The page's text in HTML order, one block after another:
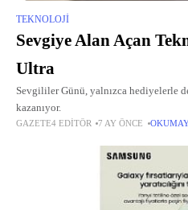
TEKNOLOJI
Sevgiye Alan Açan
Ultra
Sevgililer Günü, yalnızca hediyelerle
kazanıyor.
GAZETE4 EDITÖR 7 AY ÖNCE